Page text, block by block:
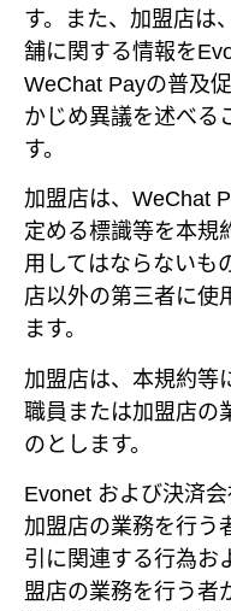
す。また、加盟店は
舗に関する情報を
WeChat Payの普及
かじめ異議を述べる
す。
加盟店は、WeChat
定める標識等を本規
用してはならないも
店以外の第三者に使
ます。
加盟店は、本規約等
職員または加盟店の
のとします。
Evonet および決済
加盟店の業務を行う
引に関連する行為お
盟店の業務を行う者